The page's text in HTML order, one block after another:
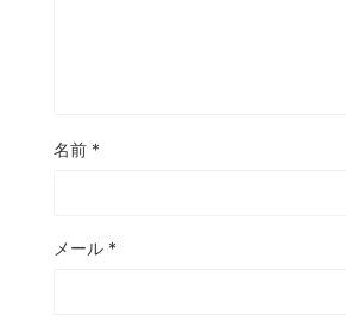
名前 *
メール *